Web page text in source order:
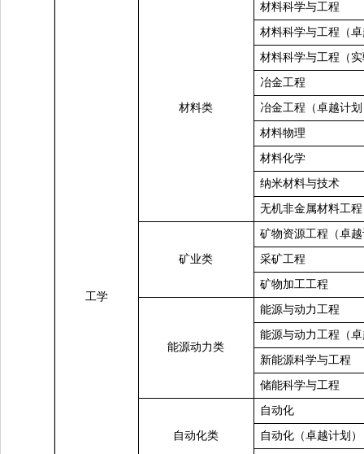
工学
材料类
材料科学与工程
材料科学与工程（
材料科学与工程（
冶金工程
冶金工程（卓越计
材料物理
材料化学
纳米材料与技术
无机非金属材料工程
矿业类
矿物资源工程（卓
采矿工程
矿物加工工程
能源动力类
能源与动力工程
能源与动力工程（
新能源科学与工程
储能科学与工程
自动化类
自动化
自动化（卓越计划）